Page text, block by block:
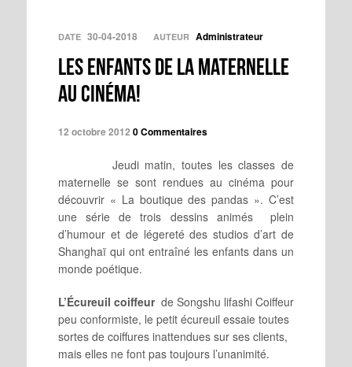
DATE 30-04-2018 AUTEUR Administrateur
Les enfants de la maternelle
au cinéma!
12 octobre 2012 0 Commentaires
Jeudi matin, toutes les classes de
maternelle se sont rendues au cinéma pour
découvrir « La boutique des pandas ». C’est
une série de trois dessins animés plein
d’humour et de légereté des studios d’art de
Shanghaï qui ont entraîné les enfants dans un
monde poétique.
L’Écureuil coiffeur de Songshu lifashi Coiffeur
peu conformiste, le petit écureuil essaie toutes
sortes de coiffures inattendues sur ses clients,
mais elles ne font pas toujours l’unanimité.